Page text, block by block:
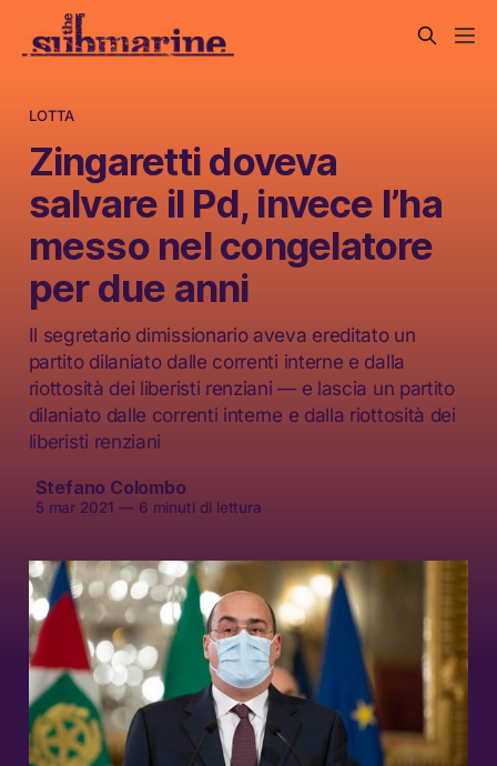
LOTTA
Zingaretti doveva
salvare il Pd, invece l’ha
messo nel congelatore
per due anni
Il segretario dimissionario aveva ereditato un
partito dilaniato dalle correnti interne e dalla
riottosità dei liberisti renziani — e lascia un partito
dilaniato dalle correnti interne e dalla riottosità dei
liberisti renziani
Stefano Colombo
5 mar 2021 — 6 minuti di lettura